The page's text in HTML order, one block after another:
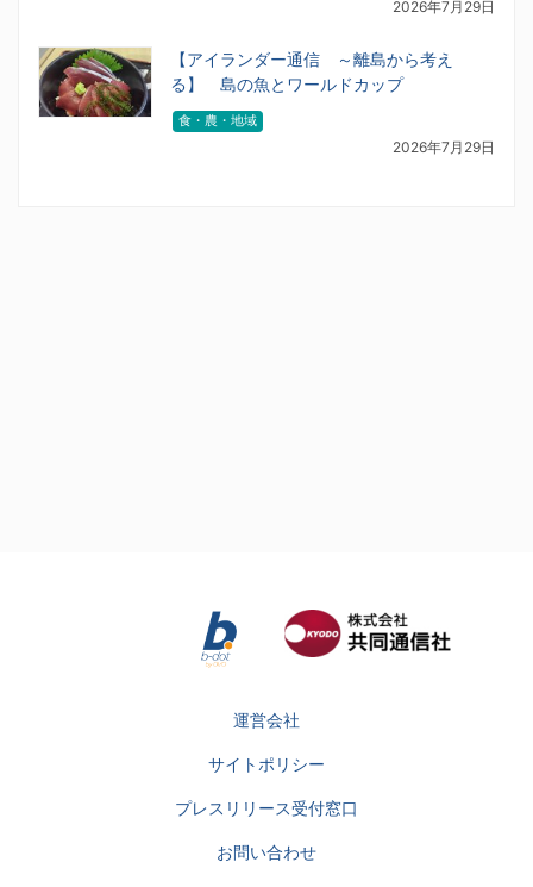
2026年7月29日
【アイランダー通信 ～離島から考え
る】 島の魚とワールドカップ
食・農・地域
2026年7月29日
運営会社
サイトポリシー
プレスリリース受付窓口
お問い合わせ